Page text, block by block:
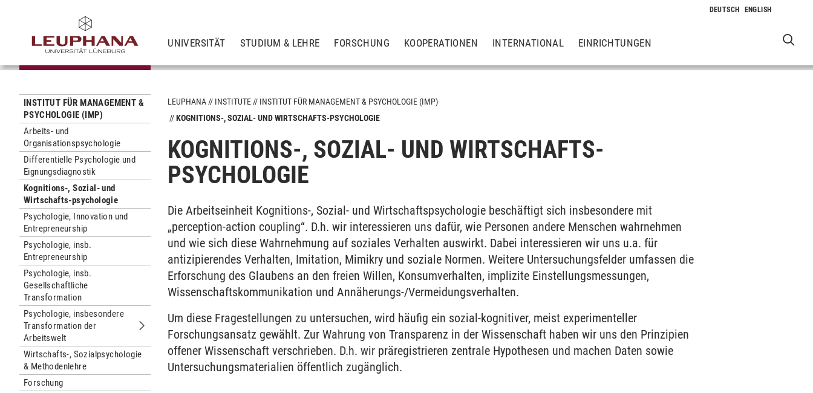
UNIVERSITÄT STUDIUM & LEHRE FORSCHUNG KOOPERATIONEN INTERNATIONAL EINRICHTUNGEN
INSTITUT FÜR MANAGEMENT &
PSYCHOLOGIE (IMP)
Arbeits- und
Organisationspsychologie
Differentielle Psychologie und
Eignungsdiagnostik
Kognitions-, Sozial- und
Wirtschafts-psychologie
Psychologie, Innovation und
Entrepreneurship
Psychologie, insb.
Entrepreneurship
Psychologie, insb.
Gesellschaftliche
Transformation
Psychologie, insbesondere
Transformation der
Arbeitswelt
Untermenu Psychologie, insbesondere Transformation der Arbeitswelt
Wirtschafts-, Sozialpsychologie
& Methodenlehre
Forschung
LEUPHANA INSTITUTE
INSTITUT FÜR MANAGEMENT & PSYCHOLOGIE (IMP)
KOGNITIONS-, SOZIAL- UND WIRTSCHAFTS-PSYCHOLOGIE
KOGNITIONS-, SOZIAL- UND WIRTSCHAFTS-
PSYCHOLOGIE
Die Arbeitseinheit Kognitions-, Sozial- und Wirtschaftspsychologie beschäftigt sich insbesondere mit
„perception-action coupling“. D.h. wir interessieren uns dafür, wie Personen andere Menschen wahrnehmen
und wie sich diese Wahrnehmung auf soziales Verhalten auswirkt. Dabei interessieren wir uns u.a. für
antizipierendes Verhalten, Imitation, Mimikry und soziale Normen. Weitere Untersuchungsfelder umfassen die
Erforschung des Glaubens an den freien Willen, Konsumverhalten, implizite Einstellungsmessungen,
Wissenschaftskommunikation und Annäherungs-/Vermeidungsverhalten.
Um diese Fragestellungen zu untersuchen, wird häufig ein sozial-kognitiver, meist experimenteller
Forschungsansatz gewählt. Zur Wahrung von Transparenz in der Wissenschaft haben wir uns den Prinzipien
offener Wissenschaft verschrieben. D.h. wir präregistrieren zentrale Hypothesen und machen Daten sowie
Untersuchungsmaterialien öffentlich zugänglich.